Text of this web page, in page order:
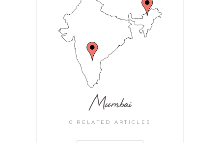
Mumbai
0 RELATED ARTICLES